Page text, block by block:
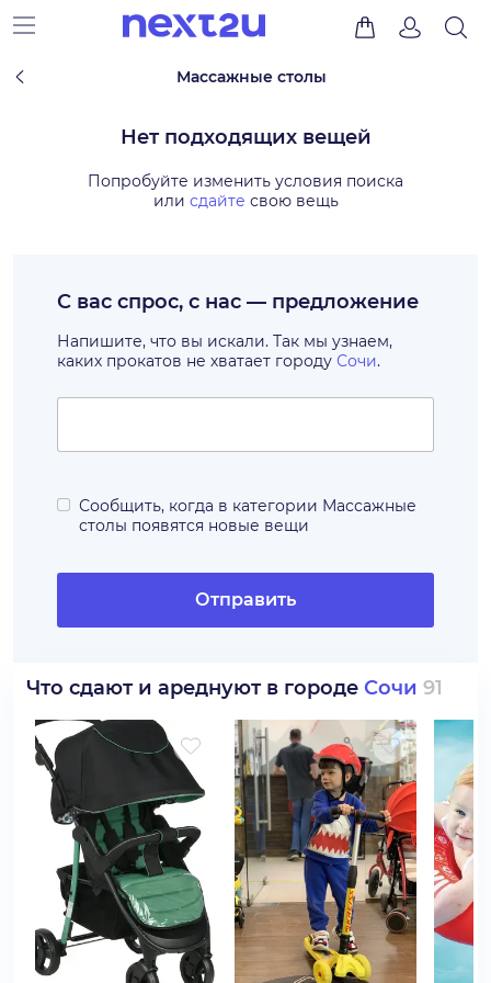
Массажные столы
Нет подходящих вещей
Попробуйте изменить условия поиска
или сдайте свою вещь
С вас спрос, с нас — предложение
Напишите, что вы искали. Так мы узнаем,
каких прокатов не хватает городу Сочи.
Сообщить, когда в категории Массажные
столы появятся новые вещи
Отправить
Что сдают и ареднуют в городе Сочи 91